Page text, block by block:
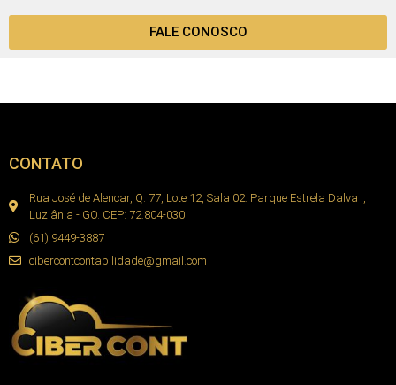
FALE CONOSCO
CONTATO
Rua José de Alencar, Q. 77, Lote 12, Sala 02. Parque Estrela Dalva I,
Luziânia - GO. CEP: 72.804-030
(61) 9449-3887
cibercontcontabilidade@gmail.com